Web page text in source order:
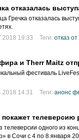
отказалась
Гречка отказалась
19:33
Теги: отказ от
и Therr Maitz
фестиваль
14:31
Теги: анонс
телеверсию
телеверсии одного из
в Сочи с 4 по 8 января